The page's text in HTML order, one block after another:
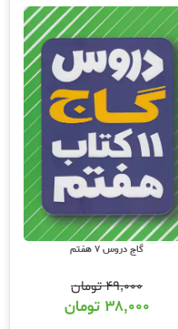
گاج دروس 7 هفتم
۴۹,۰۰۰تومان
۳۸,۰۰۰ تومان